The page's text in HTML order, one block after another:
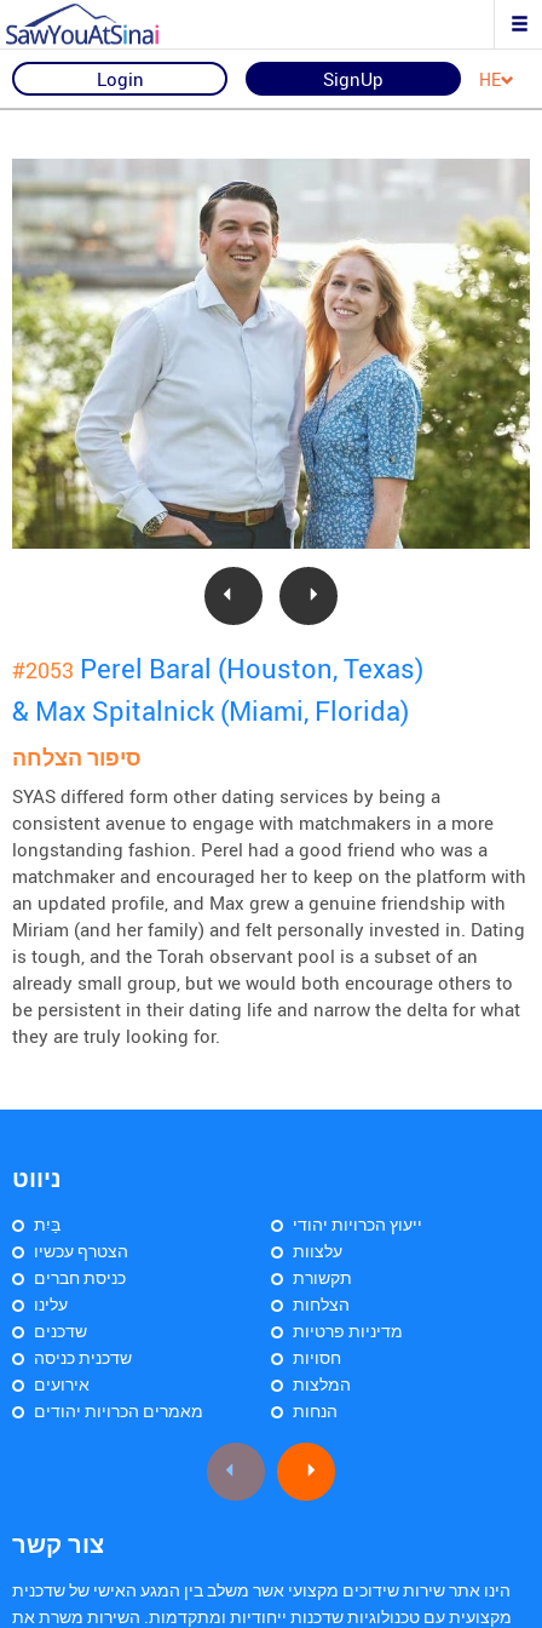
Login SignUp HE
#2053 Perel Baral (Houston, Texas)
& Max Spitalnick (Miami, Florida)
סיפור הצלחה
SYAS differed form other dating services by being a
consistent avenue to engage with matchmakers in a more
longstanding fashion. Perel had a good friend who was a
matchmaker and encouraged her to keep on the platform with
an updated profile, and Max grew a genuine friendship with
Miriam (and her family) and felt personally invested in. Dating
is tough, and the Torah observant pool is a subset of an
already small group, but we would both encourage others to
be persistent in their dating life and narrow the delta for what
they are truly looking for.
ניווט
בַּיִת
הצטרף עכשיו
כניסת חברים
עלינו
שדכנים
שדכנית כניסה
אירועים
מאמרים הכרויות יהודים
ייעוץ הכרויות יהודי
עלצוות
תקשורת
הצלחות
מדיניות פרטיות
חסויות
המלצות
הנחות
צור קשר
הינו אתר שירות שידוכים מקצועי אשר משלב בין המגע האישי של שדכנית
מקצועית עם טכנולוגיות שדכנות ייחודיות ומתקדמות. השירות משרת את